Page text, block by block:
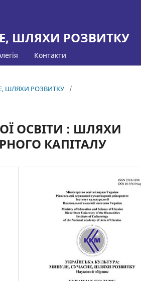
ШЛЯХИ РОЗВИТКУ
Контакти
ШЛЯХИ РОЗВИТКУ
/
ОСВІТИ : ШЛЯХИ
КАПІТАЛУ